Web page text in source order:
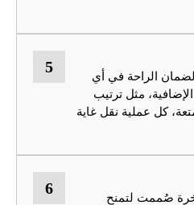
الراحة في أي
مثل ترتيب
كل عملية نقل غاية
5
صُممت لتمنح
6